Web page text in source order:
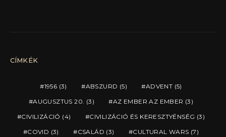
CÍMKÉK
1956 (3) ABSZURD (5) ADVENT (5)
AUGUSZTUS 20. (3) AZ EMBER AZ EMBER (3)
CIVILIZÁCIÓ (4) CIVILIZÁCIÓ ÉS KERESZTYÉNSÉG (3)
COVID (3) CSALÁD (3) CULTURAL WARS (7)